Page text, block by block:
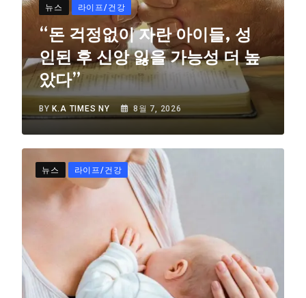
뉴스 라이프/건강
“돈 걱정없이 자란 아이들, 성
인된 후 신앙 잃을 가능성 더 높
았다”
BY K.A TIMES NY 8월 7, 2026
뉴스 라이프/건강